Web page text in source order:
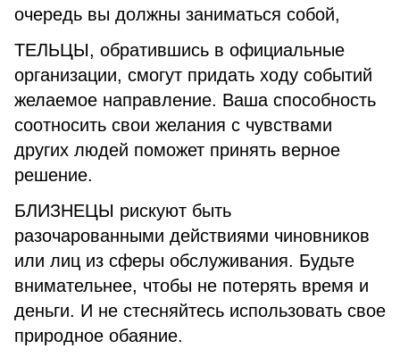
очередь вы должны заниматься собой,
ТЕЛЬЦЫ, обратившись в официальные
организации, смогут придать ходу событий
желаемое направление. Ваша способность
соотносить свои желания с чувствами
других людей поможет принять верное
решение.
БЛИЗНЕЦЫ рискуют быть
разочарованными действиями чиновников
или лиц из сферы обслуживания. Будьте
внимательнее, чтобы не потерять время и
деньги. И не стесняйтесь использовать свое
природное обаяние.